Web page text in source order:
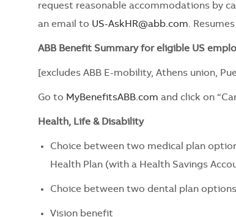
request reasonable accommodations by
an email to US-AskHR@abb.com.
ABB Benefit Summary for eligible US
[excludes ABB E-mobility, Athens union,
Go to MyBenefitsABB.com and click on
Health, Life & Disability
Choice between two medical plan
Health Plan (with a Health Savings
Choice between two dental plan
Vision benefit